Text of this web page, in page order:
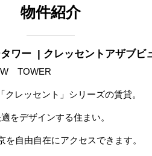
物件紹介
ワー | クレッセントアザブビ
TOWER
レッセント」シリーズの賃貸。
をデザインする住まい。
自由自在にアクセスできます。